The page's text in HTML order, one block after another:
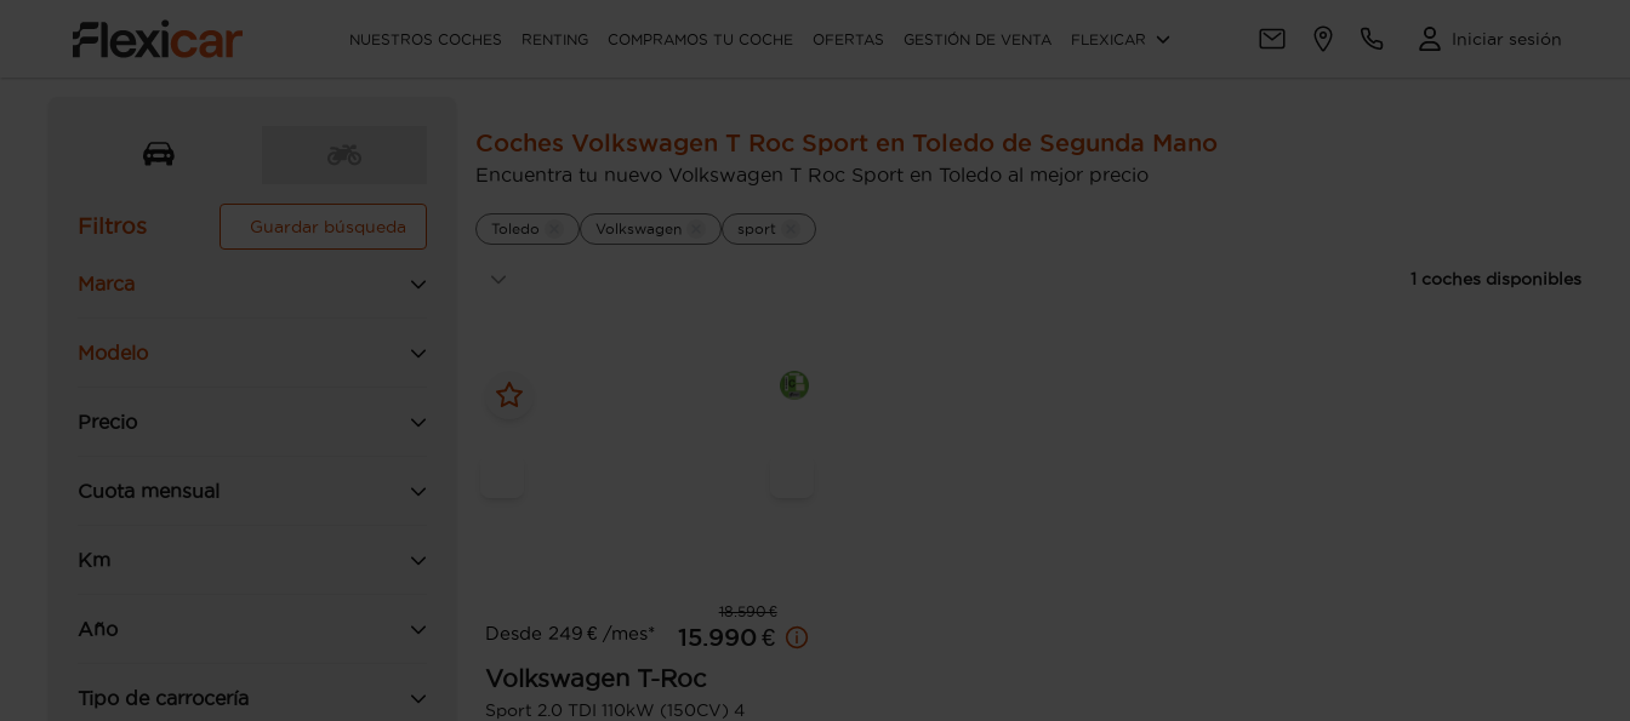
NUESTROS COCHES RENTING COMPRAMOS TU COCHE OFERTAS GESTIÓN DE VENTA FLEXICAR Iniciar sesión
Filtros Guardar búsqueda
Marca
Modelo
Precio
Cuota mensual
Km
Año
Tipo de carrocería
Coches Volkswagen T Roc Sport en Toledo de Segunda Mano
Encuentra tu nuevo Volkswagen T Roc Sport en Toledo al mejor precio
Toledo Volkswagen sport
1 coches disponibles
18.590 €
Desde 249 € /mes*
15.990 €
Volkswagen T-Roc
Sport 2.0 TDI 110kW (150CV) 4